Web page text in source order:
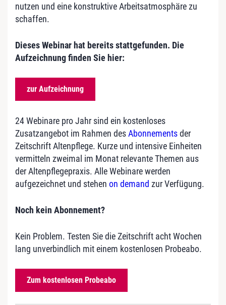
nutzen und eine konstruktive Arbeitsatmosphäre zu
schaffen.
Dieses Webinar hat bereits stattgefunden. Die
Aufzeichnung finden Sie hier:
zur Aufzeichnung
24 Webinare pro Jahr sind ein kostenloses
Zusatzangebot im Rahmen desAbonnementsder
Zeitschrift Altenpflege. Kurze und intensive Einheiten
vermitteln zweimal im Monat relevante Themen aus
der Altenpflegepraxis. Alle Webinare werden
aufgezeichnet und stehen on demand zur Verfügung.
Noch kein Abonnement?
Kein Problem. Testen Sie die Zeitschrift acht Wochen
lang unverbindlich mit einem kostenlosen Probeabo.
Zum kostenlosen Probeabo